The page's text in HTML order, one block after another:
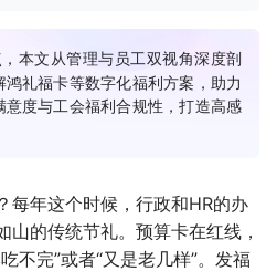
本文从管理与员工双视角深度剖
礼福卡等数字化福利方案，助力
度与工会福利合规性，打造高感
每年这个时候，行政和HR的办
山的传统节礼。预算卡在红线，
不完”或者“又是老几样”。发福